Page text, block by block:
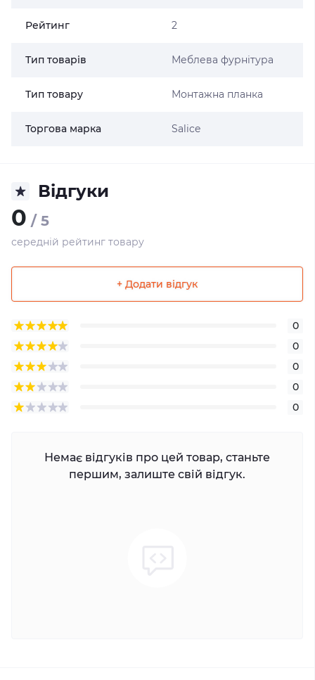
Рейтинг 2
Тип товарів Меблева фурнітура
Тип товару Монтажна планка
Торгова марка Salice
Відгуки
0 / 5
середній рейтинг товару
+ Додати відгук
0
0
0
0
0
Немає відгуків про цей товар, станьте
першим, залиште свій відгук.